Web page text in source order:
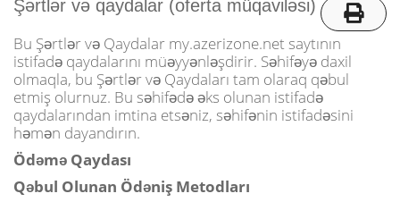
Şərtlər və qaydalar (oferta müqaviləsi)
Bu Şərtlər və Qaydalar my.azerizone.net saytının
istifadə qaydalarını müəyyənləşdirir. Səhifəyə daxil
olmaqla, bu Şərtlər və Qaydaları tam olaraq qəbul
etmiş olurnuz. Bu səhifədə əks olunan istifadə
qaydalarından imtina etsəniz, səhifənin istifadəsini
həmən dayandırın.
Ödəmə Qaydası
Qəbul Olunan Ödəniş Metodları